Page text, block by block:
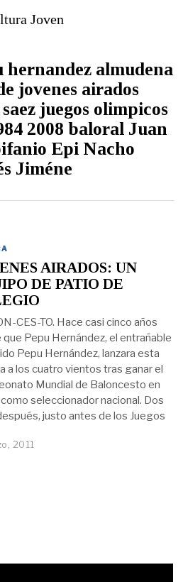
Joven
hernandez almudena
jovenes airados
juegos olimpicos
2008 baloral Juan
Epi Nacho
Jiméne
AIRADOS: UN
DE PATIO DE
CES-TO. Hace casi cinco años
Pepu Hernández, el entrañable
Pepu Hernández, lanzara esta
a los cuatro vientos tras ganar el
Mundial de Baloncesto en
seleccionador nacional. Dos
justo antes de los Juegos
2011